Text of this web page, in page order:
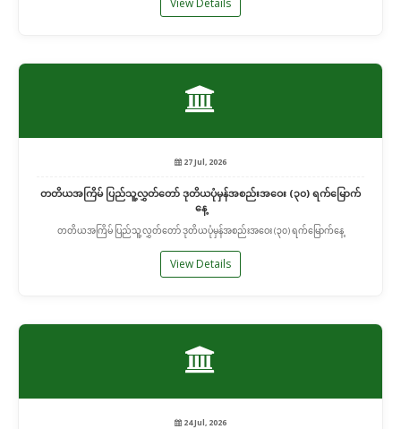
View Details
27 Jul, 2026
တတိယအကြိမ် ပြည်သူ့လွှတ်တော် ဒုတိယပုံမှန်အစည်းအဝေး (၃၀) ရက်မြောက်
နေ့
တတိယအကြိမ် ပြည်သူ့လွှတ်တော် ဒုတိယပုံမှန်အစည်းအဝေး (၃၀) ရက်မြောက်နေ့
View Details
24 Jul, 2026